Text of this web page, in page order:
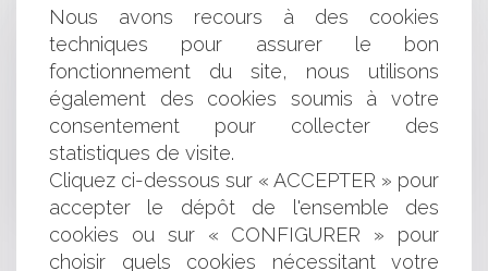
ferme
Procès de l'Erika: Total condamné pour atteinte à
l'environnement
Abandon de la quote-part d’un bien immobilier
Responsabilité du directeur d'agence
Le juge n'est pas tenu de relever d'office un moyen de
droit
Décret relatif à la langue des déclarations et des
dépôts au RCS
Nous avons recours à des cookies
techniques pour assurer le bon
fonctionnement du site, nous utilisons
également des cookies soumis à votre
consentement pour collecter des
statistiques de visite.
Cliquez ci-dessous sur « ACCEPTER » pour
accepter le dépôt de l'ensemble des
cookies ou sur « CONFIGURER » pour
choisir quels cookies nécessitant votre